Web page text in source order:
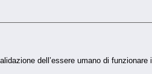
dell’essere umano di funzionare